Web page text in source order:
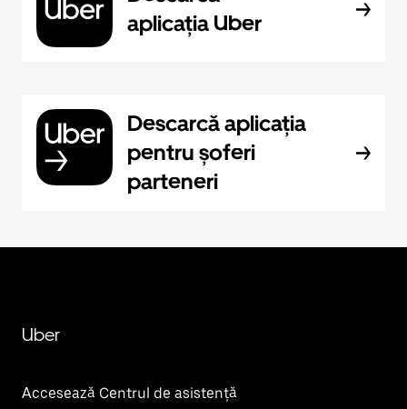
aplicația Uber
Descarcă aplicația
pentru șoferi
parteneri
Uber
Accesează Centrul de asistență